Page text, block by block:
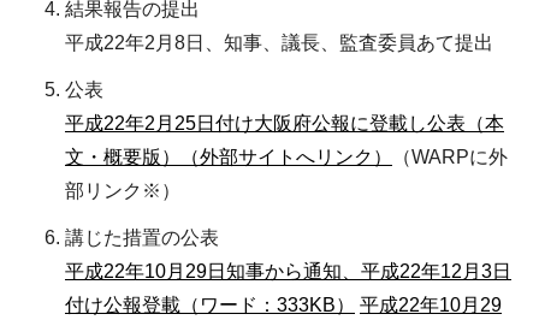
結果報告の提出
平成22年2月8日、知事、議長、監査委員あて提出
公表
平成22年2月25日付け大阪府公報に登載し公表（本
文・概要版）（外部サイトへリンク）
（WARPに外
部リンク※）
講じた措置の公表
平成22年10月29日知事から通知、平成22年12月3日
付け公報登載（ワード：333KB）
平成22年10月29